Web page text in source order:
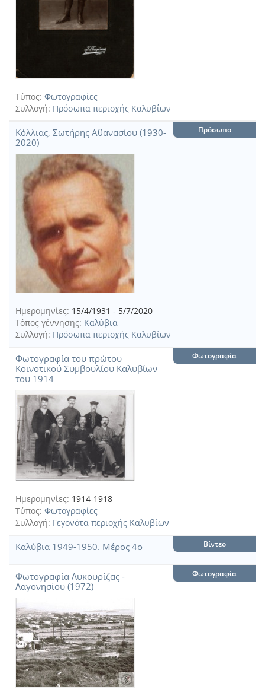
Τύπος: Φωτογραφίες
Συλλογή: Πρόσωπα περιοχής Καλυβίων
Κόλλιας, Σωτήρης Αθανασίου (1930-
2020)
Πρόσωπο
Ημερομηνίες: 15/4/1931 - 5/7/2020
Τόπος γέννησης: Καλύβια
Συλλογή: Πρόσωπα περιοχής Καλυβίων
Φωτογραφία του πρώτου
Κοινοτικού Συμβουλίου Καλυβίων
του 1914
Φωτογραφία
Ημερομηνίες: 1914-1918
Τύπος: Φωτογραφίες
Συλλογή: Γεγονότα περιοχής Καλυβίων
Καλύβια 1949-1950. Μέρος 4ο Βίντεο
Φωτογραφία Λυκουρίζας -
Λαγονησίου (1972)
Φωτογραφία